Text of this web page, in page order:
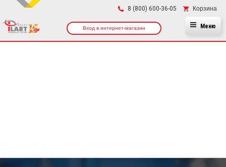
8 (800) 600-36-05 Корзина
Вход в интернет-магазин Меню
×